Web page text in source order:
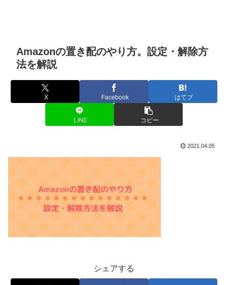
Amazonの置き配のやり方。設定・解除方
法を解説
X Facebook はてブ
LINE コピー
2021.04.05
シェアする